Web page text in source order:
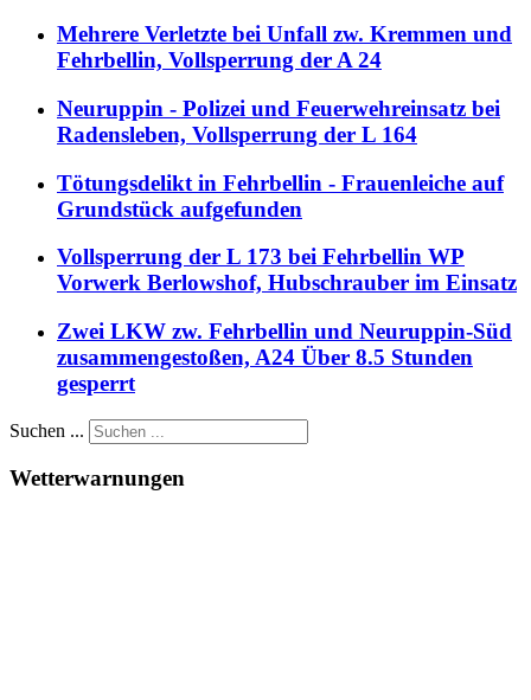
Mehrere Verletzte bei Unfall zw. Kremmen und
Fehrbellin, Vollsperrung der A 24
Neuruppin - Polizei und Feuerwehreinsatz bei
Radensleben, Vollsperrung der L 164
Tötungsdelikt in Fehrbellin - Frauenleiche auf
Grundstück aufgefunden
Vollsperrung der L 173 bei Fehrbellin WP
Vorwerk Berlowshof, Hubschrauber im Einsatz
Zwei LKW zw. Fehrbellin und Neuruppin-Süd
zusammengestoßen, A24 Über 8.5 Stunden
gesperrt
Suchen ...
Wetterwarnungen